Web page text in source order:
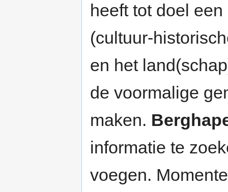
heeft tot doel
(cultuur-
en het
de voormalige
maken.
informatie te
voegen.